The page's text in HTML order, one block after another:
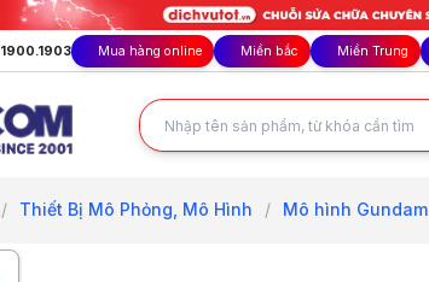
1900.1903 Mua hàng online Miền bắc Miền Trung
/ Thiết Bị Mô Phỏng, Mô Hình / Mô hình Gundam